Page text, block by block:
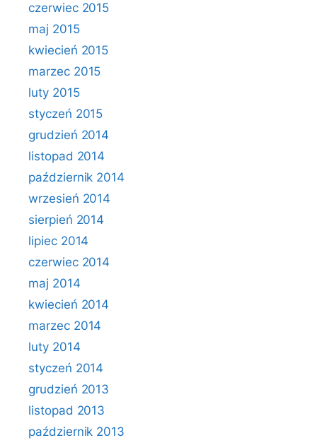
czerwiec 2015
maj 2015
kwiecień 2015
marzec 2015
luty 2015
styczeń 2015
grudzień 2014
listopad 2014
październik 2014
wrzesień 2014
sierpień 2014
lipiec 2014
czerwiec 2014
maj 2014
kwiecień 2014
marzec 2014
luty 2014
styczeń 2014
grudzień 2013
listopad 2013
październik 2013